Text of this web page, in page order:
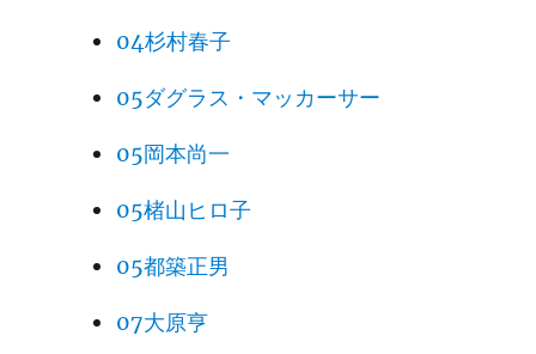
04杉村春子
05ダグラス・マッカーサー
05岡本尚一
05楮山ヒロ子
05都築正男
07大原亨